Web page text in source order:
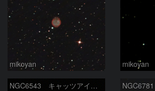
mikoyan mikoyan
NGC6543 キャッツアイ星雲 NGC6781